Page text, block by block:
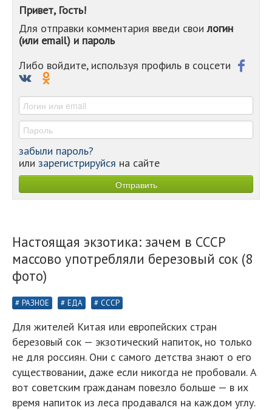
-
-
Привет, Гость!
Для отправки комментария введи своилогин
(или email) и пароль
Либо войдите, используя профиль в соцсети
забыли пароль?
или зарегистрируйся на сайте
Настоящая экзотика: зачем в СССР
массово употребляли березовый сок (8
фото)
РАЗНОЕ ЕДА СССР
Для жителей Китая или европейских стран
березовый сок — экзотический напиток, но только
не для россиян. Они с самого детства знают о его
существовании, даже если никогда не пробовали. А
вот советским гражданам повезло больше — в их
время напиток из леса продавался на каждом углу.